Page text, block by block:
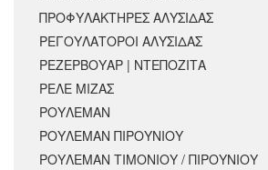
ΠΡΟΦΥΛΑΚΤΗΡΕΣ ΑΛΥΣΙΔΑΣ
ΡΕΓΟΥΛΑΤΟΡΟΙ ΑΛΥΣΙΔΑΣ
ΡΕΖΕΡΒΟΥΑΡ | ΝΤΕΠΟΖΙΤΑ
ΡΕΛΕ ΜΙΖΑΣ
ΡΟΥΛΕΜΑΝ
ΡΟΥΛΕΜΑΝ ΠΙΡΟΥΝΙΟΥ
ΡΟΥΛΕΜΑΝ ΤΙΜΟΝΙΟΥ / ΠΙΡΟΥΝΙΟΥ